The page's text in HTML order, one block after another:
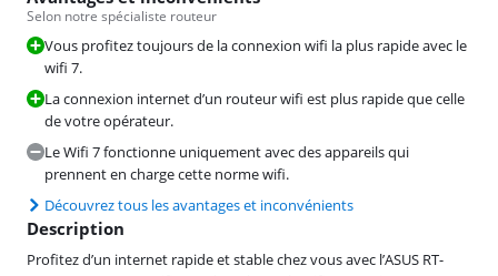
Selon notre spécialiste routeur
Vous profitez toujours de la connexion wifi la plus rapide avec le
wifi 7.
La connexion internet d’un routeur wifi est plus rapide que celle
de votre opérateur.
Le Wifi 7 fonctionne uniquement avec des appareils qui
prennent en charge cette norme wifi.
Découvrez tous les avantages et inconvénients
Description
Profitez d’un internet rapide et stable chez vous avec l’ASUS RT-